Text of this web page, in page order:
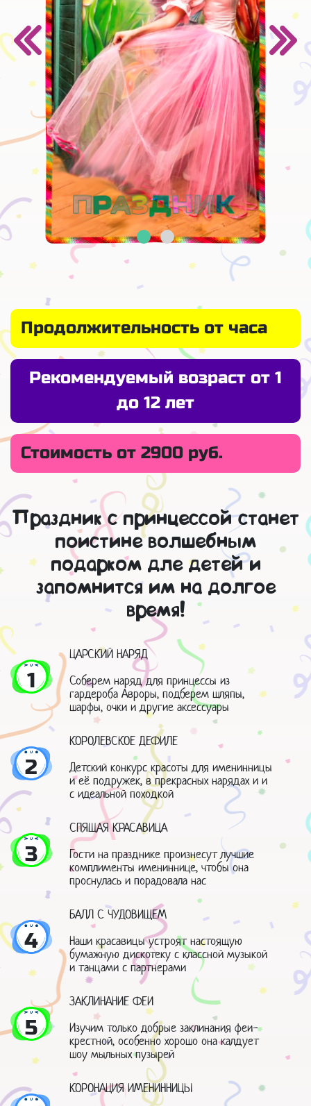
Продолжительность от часа
Рекомендуемый возраст от 1
до 12 лет
Стоимость от 2900 руб.
Праздник с принцессой станет
поистине волшебным
подарком дле детей и
запомнится им на долгое
время!
1
ЦАРСКИЙ НАРЯД
Соберем наряд для принцессы из
гардероба Авроры, подберем шляпы,
шарфы, очки и другие аксессуары
2
КОРОЛЕВСКОЕ ДЕФИЛЕ
Детский конкурс красоты для именинницы
и её подружек, в прекрасных нарядах и и
с идеальной походкой
3
СПЯЩАЯ КРАСАВИЦА
Гости на празднике произнесут лучшие
комплименты имениннице, чтобы она
проснулась и порадовала нас
4
БАЛЛ С ЧУДОВИЩЕМ
Наши красавицы устроят настоящую
бумажную дискотеку с классной музыкой
и танцами с партнерами
5
ЗАКЛИНАНИЕ ФЕИ
Изучим только добрые заклинания феи-
крестной, особенно хорошо она калдует
шоу мыльных пузырей
КОРОНАЦИЯ ИМЕНИННИЦЫ